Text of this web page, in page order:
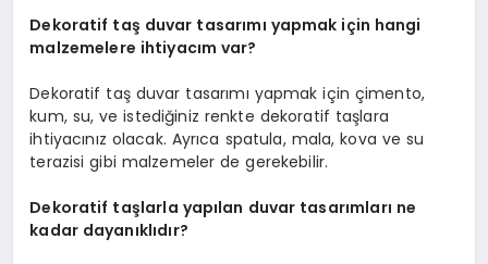
Dekoratif taş duvar tasarımı yapmak için hangi
malzemelere ihtiyacım var?
Dekoratif taş duvar tasarımı yapmak için çimento,
kum, su, ve istediğiniz renkte dekoratif taşlara
ihtiyacınız olacak. Ayrıca spatula, mala, kova ve su
terazisi gibi malzemeler de gerekebilir.
Dekoratif taşlarla yapılan duvar tasarımları ne
kadar dayanıklıdır?